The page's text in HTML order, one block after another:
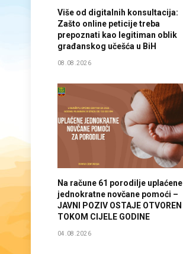
Više od digitalnih konsultacija:
Zašto online peticije treba
prepoznati kao legitiman oblik
građanskog učešća u BiH
08.08.2026
Na račune 61 porodilje uplaćene
jednokratne novčane pomoći –
JAVNI POZIV OSTAJE OTVOREN
TOKOM CIJELE GODINE
04.08.2026